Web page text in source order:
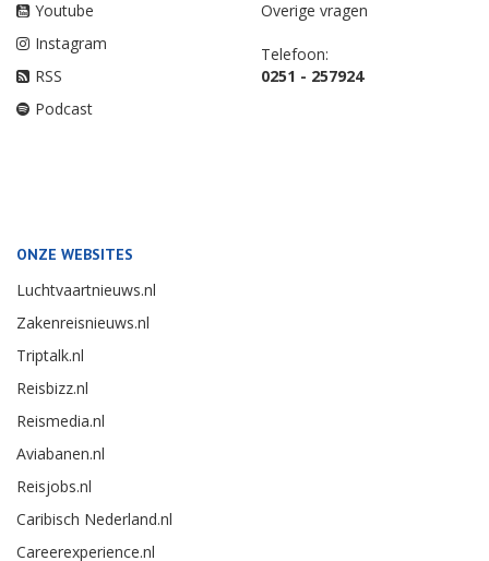
Youtube
Instagram
RSS
Podcast
Overige vragen
Telefoon:
0251 - 257924
ONZE WEBSITES
Luchtvaartnieuws.nl
Zakenreisnieuws.nl
Triptalk.nl
Reisbizz.nl
Reismedia.nl
Aviabanen.nl
Reisjobs.nl
Caribisch Nederland.nl
Careerexperience.nl